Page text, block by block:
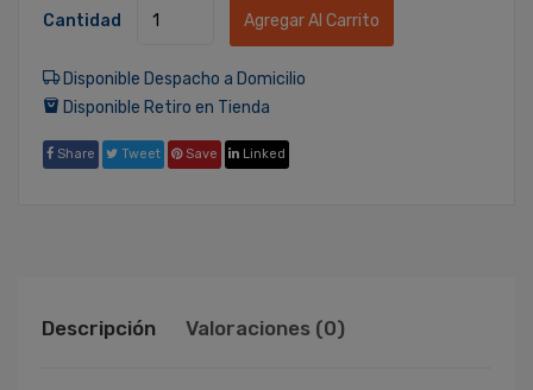
Cantidad Agregar Al Carrito
Disponible Despacho a Domicilio
Disponible Retiro en Tienda
Share Tweet Save Linked
Descripción Valoraciones (0)